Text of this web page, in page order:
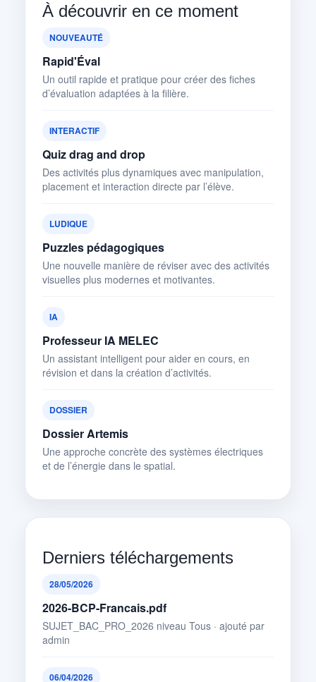
À découvrir en ce moment
NOUVEAUTÉ
Rapid'Éval
Un outil rapide et pratique pour créer des fiches
d’évaluation adaptées à la filière.
INTERACTIF
Quiz drag and drop
Des activités plus dynamiques avec manipulation,
placement et interaction directe par l’élève.
LUDIQUE
Puzzles pédagogiques
Une nouvelle manière de réviser avec des activités
visuelles plus modernes et motivantes.
IA
Professeur IA MELEC
Un assistant intelligent pour aider en cours, en
révision et dans la création d’activités.
DOSSIER
Dossier Artemis
Une approche concrète des systèmes électriques
et de l’énergie dans le spatial.
Derniers téléchargements
28/05/2026
2026-BCP-Francais.pdf
SUJET_BAC_PRO_2026 niveau Tous · ajouté par
admin
06/04/2026